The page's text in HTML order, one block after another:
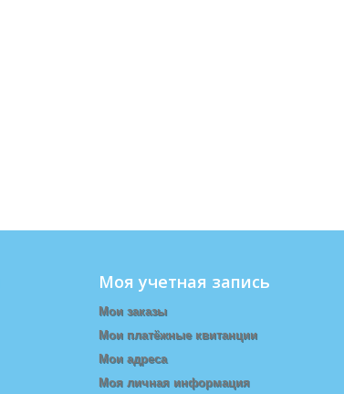
Моя учетная запись
Мои заказы
Мои платёжные квитанции
Мои адреса
Моя личная информация